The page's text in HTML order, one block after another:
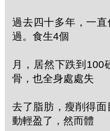
過去四十多年，一
過。食生4個
月，居然下跌到100
骨，也全身處處失
去了脂肪，瘦削得
動輕盈了，然而體